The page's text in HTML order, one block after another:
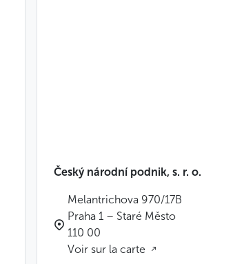
Český národní podnik, s. r. o.
Melantrichova 970/17B
Praha 1 – Staré Město
110 00
Voir sur la carte